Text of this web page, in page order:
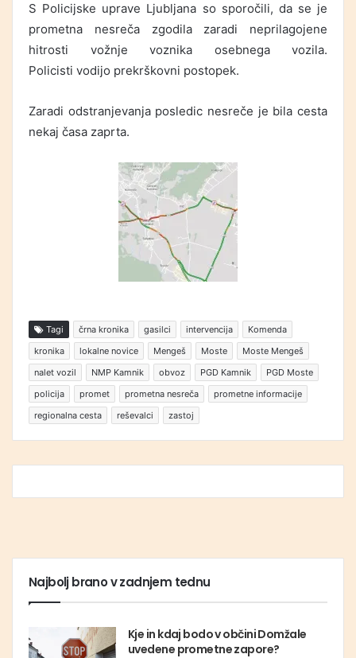
S Policijske uprave Ljubljana so sporočili, da se je
prometna nesreča zgodila zaradi neprilagojene
hitrosti vožnje voznika osebnega vozila.
Policisti vodijo prekrškovni postopek.
Zaradi odstranjevanja posledic nesreče je bila cesta
nekaj časa zaprta.
Tagi črna kronika gasilci intervencija
Komenda
kronika
lokalne novice Mengeš Moste
Moste Mengeš
nalet vozil
NMP Kamnik obvoz PGD Kamnik
PGD Moste
policija
promet prometna nesreča
prometne informacije
regionalna cesta
reševalci zastoj
Najbolj brano v zadnjem tednu
Kje in kdaj bodo v občini Domžale
uvedene prometne zapore?